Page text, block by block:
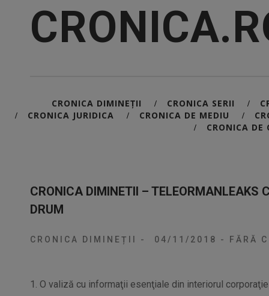
CRONICA DIMINEȚII / CRONICA SERII /
/ CRONICA JURIDICA / CRONICA DE MEDIU /
/ CRONICA DE
CRONICA DIMINETII – TELEORMANLEAKS
DRUM
CRONICA DIMINEȚII - 04/11/2018 - FĂRĂ
1. O valiză cu informaţii esenţiale din interiorul